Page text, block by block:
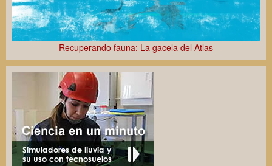
Recuperando fauna: La gacela del Atlas